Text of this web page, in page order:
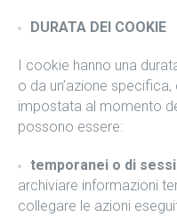
DURATA DEI COOKIE
I cookie hanno una
o da un’azione
impostata al momento
possono essere:
temporanei o di
archiviare informazioni
collegare le azioni